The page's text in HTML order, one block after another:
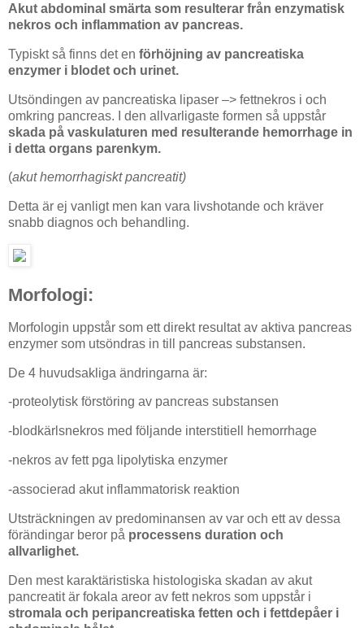
Akut abdominal smärta som resulterar från enzymatisk
nekros och inflammation av pancreas.
Typiskt så finns det en förhöjning av pancreatiska
enzymer i blodet och urinet.
Utsöndingen av pancreatiska lipaser –> fettnekros i och
omkring pancreas. I den allvarligaste formen så uppstår
skada på vaskulaturen med resulterande hemorrhage in
i detta organs parenkym.
(akut hemorrhagiskt pancreatit)
Detta är ej vanligt men kan vara livshotande och kräver
snabb diagnos och behandling.
Morfologi:
Morfologin uppstår som ett direkt resultat av aktiva pancreas
enzymer som utsöndras in till pancreas substansen.
De 4 huvudsakliga ändringarna är:
-proteolytisk förstöring av pancreas substansen
-blodkärlsnekros med följande interstitiell hemorrhage
-nekros av fett pga lipolytiska enzymer
-associerad akut inflammatorisk reaktion
Utsträckningen av predominansen av var och ett av dessa
förändingar beror på processens duration och
allvarlighet.
Den mest karaktäristiska histologiska skadan av akut
pancreatit är fokala areor av fett nekros som uppstår i
stromala och peripancreatiska fetten och i fettdepåer i